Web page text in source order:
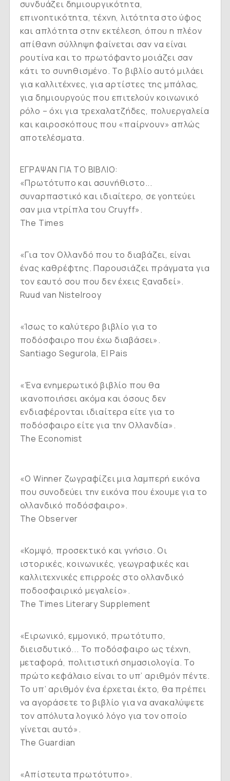
συνδυάζει δημιουργικότητα,
επινοητικότητα, τέχνη, λιτότητα στο ύφος
και απλότητα στην εκτέλεση, όπου η πλέον
απίθανη σύλληψη φαίνεται σαν να είναι
ρουτίνα και το πρωτόφαντο μοιάζει σαν
κάτι το συνηθισμένο. Το βιβλίο αυτό μιλάει
για καλλιτέχνες, για αρτίστες της μπάλας,
για δημιουργούς που επιτελούν κοινωνικό
ρόλο – όχι για τρεχαλατζήδες, πολυεργαλεία
και καιροσκόπους που «παίρνουν» απλώς
αποτελέσματα.
ΕΓΡΑΨΑΝ ΓΙΑ ΤΟ ΒΙΒΛΙΟ:
«Πρωτότυπο και ασυνήθιστο...
συναρπαστικό και ιδιαίτερο, σε γοητεύει
σαν μια ντρίπλα του Cruyff».
The Times
«Για τον Ολλανδό που το διαβάζει, είναι
ένας καθρέφτης. Παρουσιάζει πράγματα για
τον εαυτό σου που δεν έχεις ξαναδεί».
Ruud van Nistelrooy
«Ίσως το καλύτερο βιβλίο για το
ποδόσφαιρο που έχω διαβάσει».
Santiago Segurola, El Pais
«Ένα ενημερωτικό βιβλίο που θα
ικανοποιήσει ακόμα και όσους δεν
ενδιαφέρονται ιδιαίτερα είτε για το
ποδόσφαιρο είτε για την Ολλανδία».
The Economist
«Ο Winner ζωγραφίζει μια λαμπερή εικόνα
που συνοδεύει την εικόνα που έχουμε για το
ολλανδικό ποδόσφαιρο».
The Observer
«Κομψό, προσεκτικό και γνήσιο. Οι
ιστορικές, κοινωνικές, γεωγραφικές και
καλλιτεχνικές επιρροές στο ολλανδικό
ποδοσφαιρικό μεγαλείο».
The Times Literary Supplement
«Ειρωνικό, εμμονικό, πρωτότυπο,
διεισδυτικό... Το ποδόσφαιρο ως τέχνη,
μεταφορά, πολιτιστική σημασιολογία. Το
πρώτο κεφάλαιο είναι το υπ’ αριθμόν πέντε.
Το υπ’ αριθμόν ένα έρχεται έκτο, θα πρέπει
να αγοράσετε το βιβλίο για να ανακαλύψετε
τον απόλυτα λογικό λόγο για τον οποίο
γίνεται αυτό».
The Guardian
«Απίστευτα πρωτότυπο».